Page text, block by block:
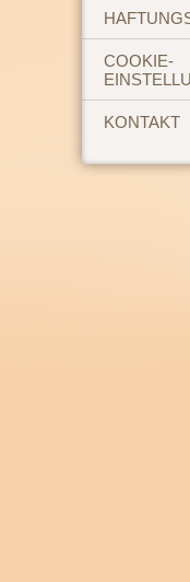
COOKIE-
KONTAKT